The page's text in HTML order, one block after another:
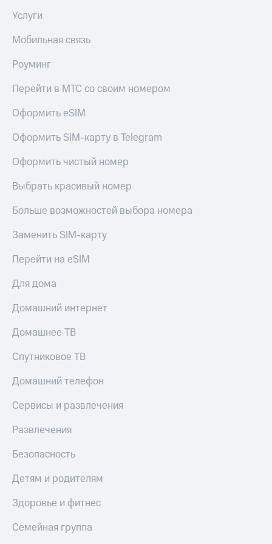
Услуги
Мобильная связь
Роуминг
Перейти в МТС со своим номером
Оформить eSIM
Оформить SIM-карту в Telegram
Оформить чистый номер
Выбрать красивый номер
Больше возможностей выбора номера
Заменить SIM-карту
Перейти на eSIM
Для дома
Домашний интернет
Домашнее ТВ
Спутниковое ТВ
Домашний телефон
Сервисы и развлечения
Развлечения
Безопасность
Детям и родителям
Здоровье и фитнес
Семейная группа